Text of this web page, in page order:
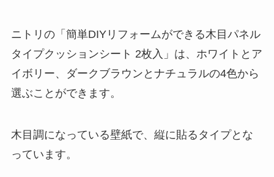
ニトリの「簡単DIYリフォームができる木目パネル
タイプクッションシート 2枚入」は、ホワイトとア
イボリー、ダークブラウンとナチュラルの4色から
選ぶことができます。
木目調になっている壁紙で、縦に貼るタイプとな
っています。